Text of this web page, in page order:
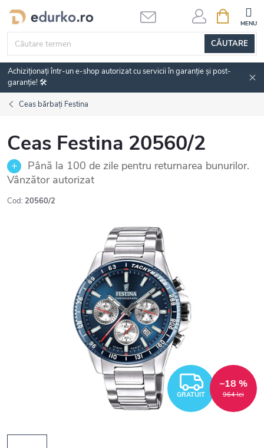
Treci
conținut
CĂUTARE
DE
Achiziționați într-un e-shop autorizat cu servicii în garanție și post-
garanție! 🛠️
Ceas bărbați Festina
Ceas Festina 20560/2
Până la 100 de zile pentru returnarea bunurilor.
Vânzător autorizat
Cod: 20560/2
GRATUIT 964 lei
–18 %